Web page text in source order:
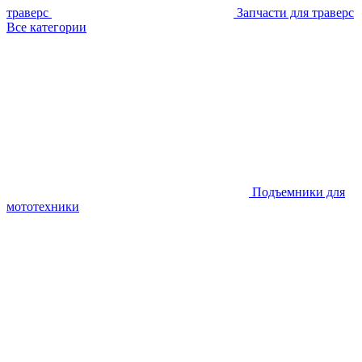
траверс
Запчасти для траверс
Все категории
Подъемники для
мототехники